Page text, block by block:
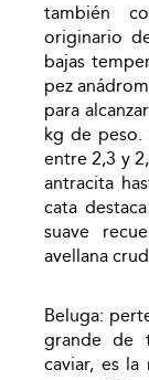
también
originario
bajas
pez
para
kg de peso.
entre 2,3 y
antracita
cata
suave
avellana
Beluga:
grande de
caviar, es